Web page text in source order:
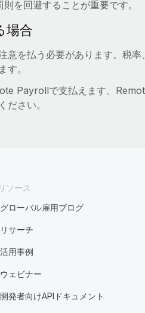
を回避することが重要です。
場合
を払う必要があります。税率
。
Payrollで支払えます。
ださい。
リソース
グローバル雇用ブログ
リサーチ
活用事例
ウェビナー
開発者向けAPIドキュメント